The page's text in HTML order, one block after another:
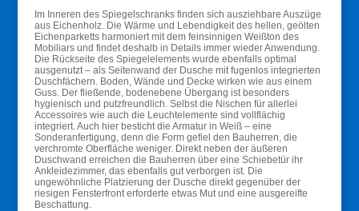
Im Inneren des Spiegelschranks finden sich ausziehbare Auszüge
aus Eichenholz. Die Wärme und Lebendigkeit des hellen, geölten
Eichenparketts harmoniert mit dem feinsinnigen Weißton des
Mobiliars und findet deshalb in Details immer wieder Anwendung.
Die Rückseite des Spiegelelements wurde ebenfalls optimal
ausgenutzt – als Seitenwand der Dusche mit fugenlos integrierten
Duschfächern. Boden, Wände und Decke wirken wie aus einem
Guss. Der fließende, bodenebene Übergang ist besonders
hygienisch und putzfreundlich. Selbst die Nischen für allerlei
Accessoires wie auch die Leuchtelemente sind vollflächig
integriert. Auch hier besticht die Armatur in Weiß – eine
Sonderanfertigung, denn die Form gefiel den Bauherren, die
verchromte Oberfläche weniger. Direkt neben der äußeren
Duschwand erreichen die Bauherren über eine Schiebetür ihr
Ankleidezimmer, das ebenfalls gut verborgen ist. Die
ungewöhnliche Platzierung der Dusche direkt gegenüber der
riesigen Fensterfront erforderte etwas Mut und eine ausgereifte
Beschattung.